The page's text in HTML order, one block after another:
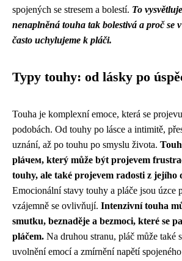
spojených se stresem a bolestí. To
nenaplněná touha tak bolestivá a proč se
často uchylujeme k pláči.
Typy touhy: od lásky po
Touha je komplexní emoce, která se
podobách. Od touhy po lásce a intimitě,
uznání, až po touhu po smyslu života.
pláчем, který může být projevem
touhy, ale také projevem radosti z jejího
Emocionální stavy touhy a pláče jsou úzce
vzájemně se ovlivňují. Intenzivní touha
smutku, beznaděje a bezmoci, které se
pláčem. Na druhou stranu, pláč může také
uvolnění emocí a zmírnění napětí